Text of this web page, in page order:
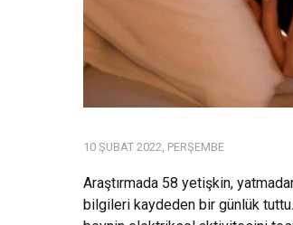
10 ŞUBAT 2022, PERŞEMBE
Araştırmada 58 yetişkin,
bilgileri kaydeden bir günlük